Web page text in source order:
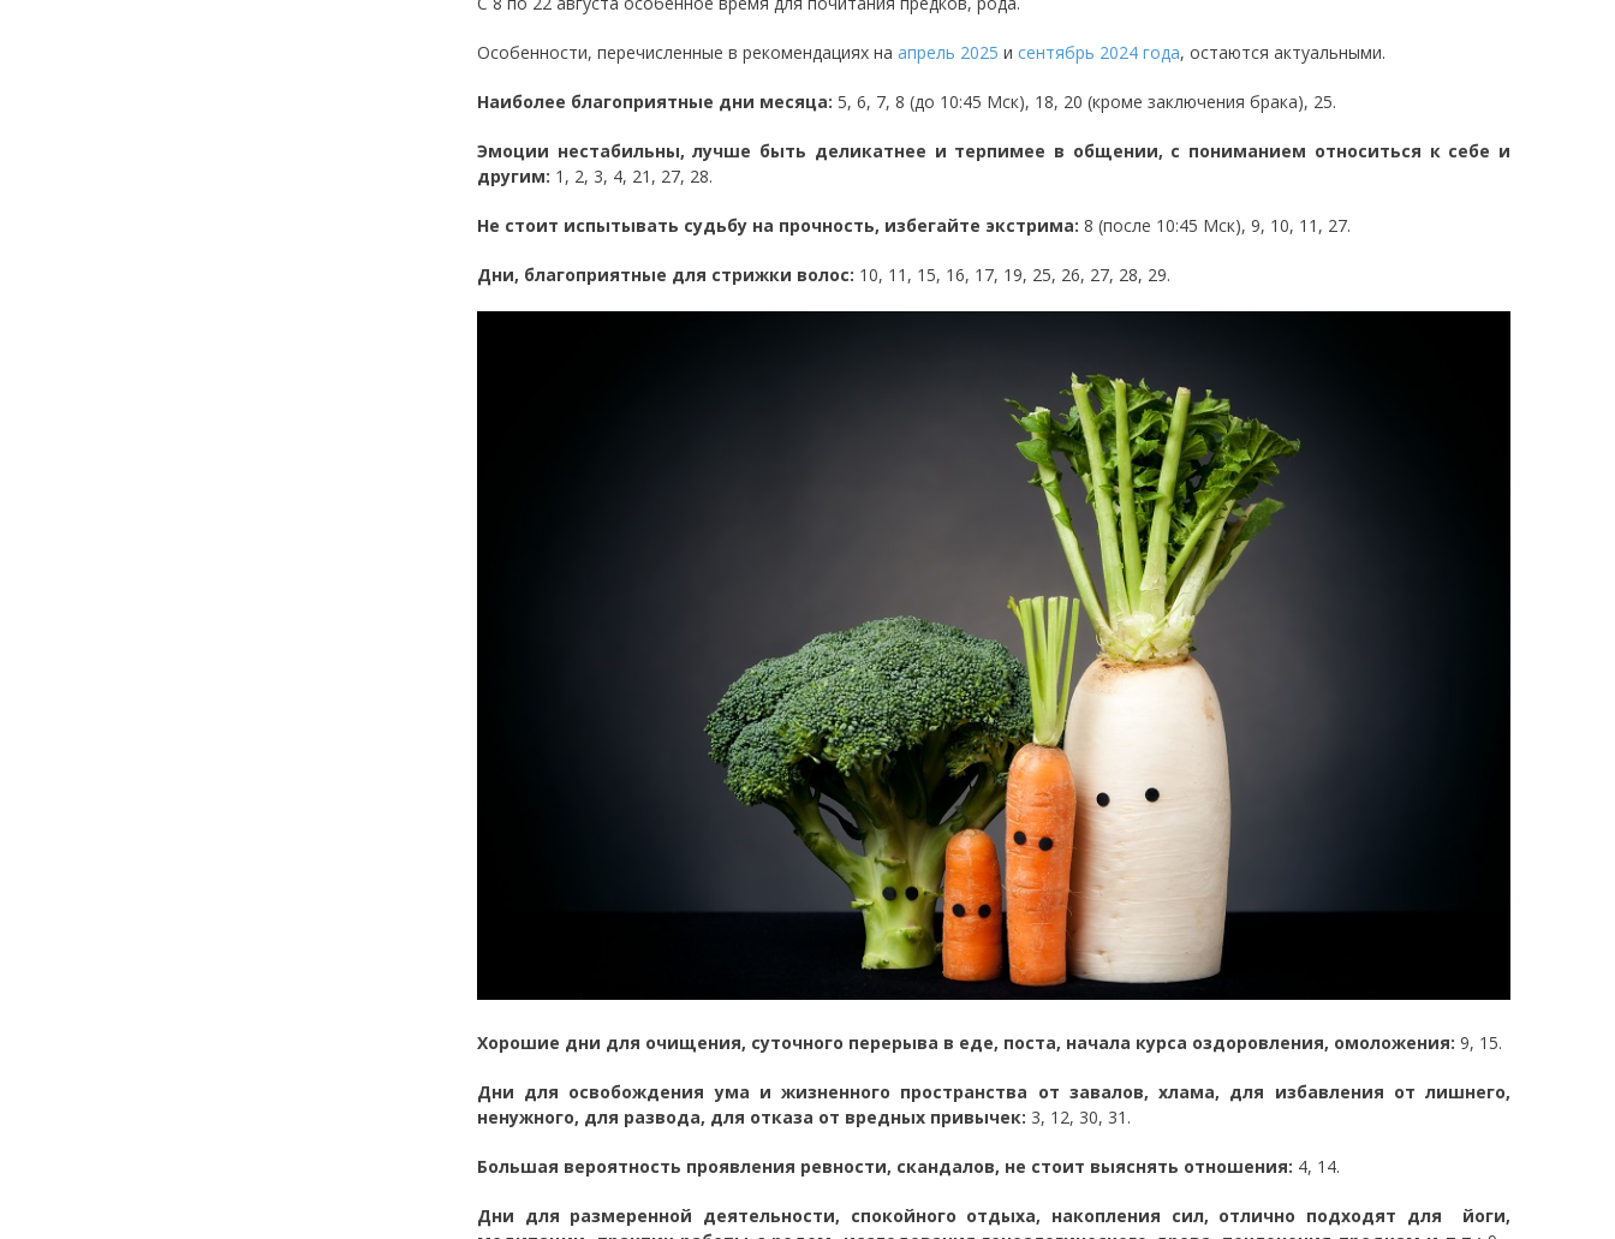
Особенности, перечисленные в рекомендациях на апрель 2025 и сентябрь 2024 года, остаются актуальными.
Наиболее благоприятные дни месяца: 5, 6, 7, 8 (до 10:45 Мск), 18, 20 (кроме заключения брака), 25.
Эмоции нестабильны, лучше быть деликатнее и терпимее в общении, с пониманием относиться к себе и
другим: 1, 2, 3, 4, 21, 27, 28.
Не стоит испытывать судьбу на прочность, избегайте экстрима: 8 (после 10:45 Мск), 9, 10, 11, 27.
Дни, благоприятные для стрижки волос: 10, 11, 15, 16, 17, 19, 25, 26, 27, 28, 29.
Хорошие дни для очищения, суточного перерыва в еде, поста, начала курса оздоровления, омоложения: 9, 15.
Дни для освобождения ума и жизненного пространства от завалов, хлама, для избавления от лишнего,
ненужного, для развода, для отказа от вредных привычек: 3, 12, 30, 31.
Большая вероятность проявления ревности, скандалов, не стоит выяснять отношения: 4, 14.
Дни для размеренной деятельности, спокойного отдыха, накопления сил, отлично подходят для йоги,